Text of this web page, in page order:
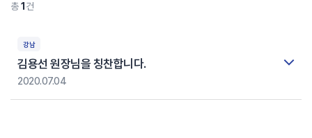
총1 건
강남
김용선 원장님을 칭찬합니다.
2020.07.04